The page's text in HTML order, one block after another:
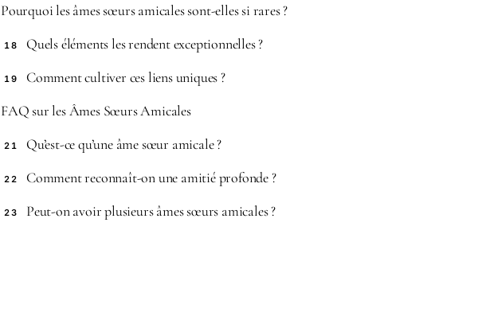
Pourquoi les âmes sœurs amicales sont-elles si rares ?
18 Quels éléments les rendent exceptionnelles ?
19 Comment cultiver ces liens uniques ?
FAQ sur les Âmes Sœurs Amicales
21 Qu’est-ce qu’une âme sœur amicale ?
22 Comment reconnaît-on une amitié profonde ?
23 Peut-on avoir plusieurs âmes sœurs amicales ?